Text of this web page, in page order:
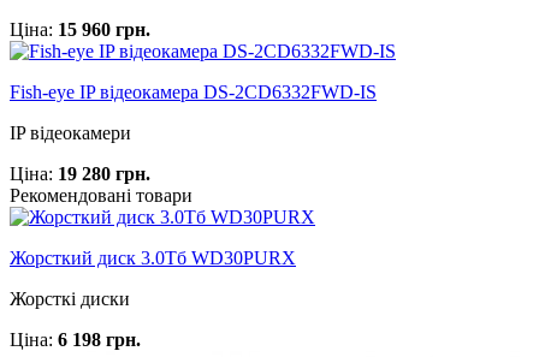
Ціна: 15 960 грн.
Fish-eye IP відеокамера DS-2CD6332FWD-IS
IP відеокамери
Ціна: 19 280 грн.
Рекомендовані товари
Жорсткий диск 3.0Тб WD30PURX
Жорсткі диски
Ціна: 6 198 грн.